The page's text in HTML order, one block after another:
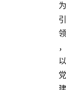
为
引
领
，
以
党